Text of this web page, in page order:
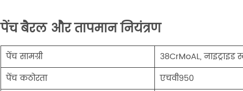
पेंच बैरल और तापमान नियंत्रण
पेंच सामग्री
38CrMoAL, नाइट्राइड
पेंच कठोरता
एचवी950